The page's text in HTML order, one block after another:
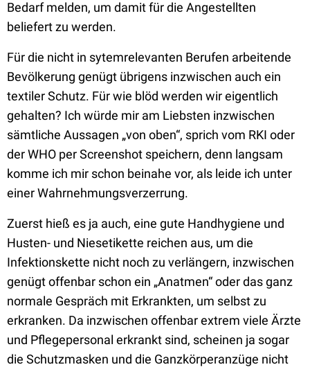
Bedarf melden, um damit für die Angestellten
beliefert zu werden.
Für die nicht in sytemrelevanten Berufen arbeitende
Bevölkerung genügt übrigens inzwischen auch ein
textiler Schutz. Für wie blöd werden wir eigentlich
gehalten? Ich würde mir am Liebsten inzwischen
sämtliche Aussagen „von oben“, sprich vom RKI oder
der WHO per Screenshot speichern, denn langsam
komme ich mir schon beinahe vor, als leide ich unter
einer Wahrnehmungsverzerrung.
Zuerst hieß es ja auch, eine gute Handhygiene und
Husten- und Niesetikette reichen aus, um die
Infektionskette nicht noch zu verlängern, inzwischen
genügt offenbar schon ein „Anatmen“ oder das ganz
normale Gespräch mit Erkrankten, um selbst zu
erkranken. Da inzwischen offenbar extrem viele Ärzte
und Pflegepersonal erkrankt sind, scheinen ja sogar
die Schutzmasken und die Ganzkörperanzüge nicht